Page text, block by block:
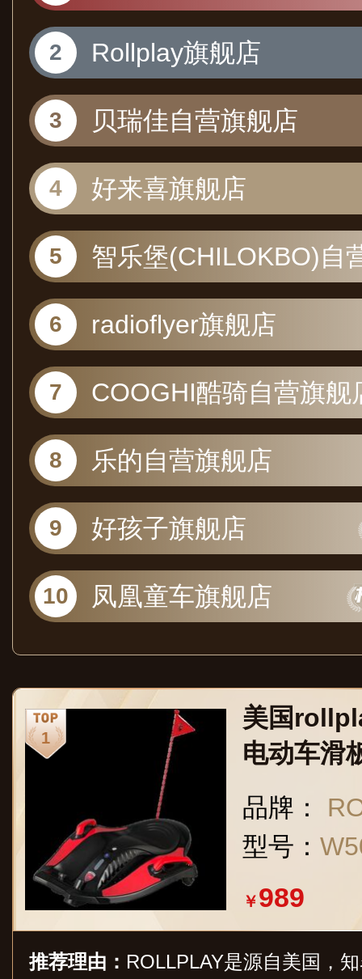
Rollplay旗舰店
贝瑞佳自营旗舰店
好来喜旗舰店
智乐堡(CHILOKBO)自
舰店
radioflyer旗舰店
COOGHI酷骑自营旗舰
乐的自营旗舰店
好孩子旗舰店
凤凰童车旗舰店
美国
电动车滑
人男女孩
礼物玩具
品牌：
型号：
￥989
推荐理由： ROLLPLAY是源自美国，